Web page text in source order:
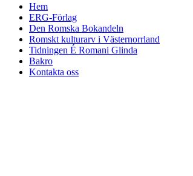
Hem
ERG-Förlag
Den Romska Bokandeln
Romskt kulturarv i Västernorrland
Tidningen É Romani Glinda
Bakro
Kontakta oss